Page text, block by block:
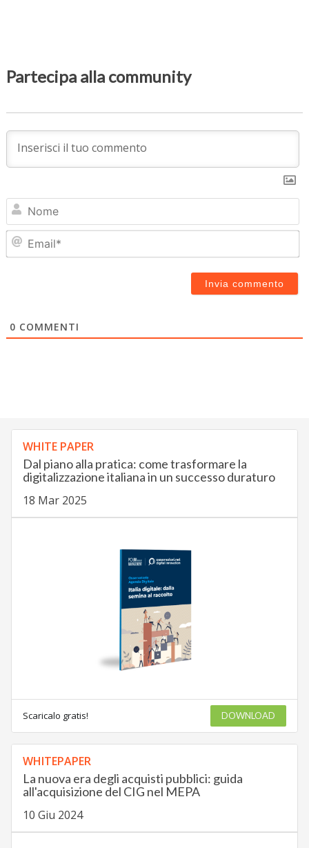
Partecipa alla community
0 COMMENTI
WHITE PAPER
Dal piano alla pratica: come trasformare la
digitalizzazione italiana in un successo duraturo
18 Mar 2025
Scaricalo gratis! DOWNLOAD
WHITEPAPER
La nuova era degli acquisti pubblici: guida
all'acquisizione del CIG nel MEPA
10 Giu 2024